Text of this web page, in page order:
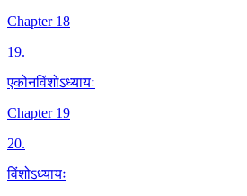
Chapter 18
19.
एकोनविंशोऽध्यायः
Chapter 19
20.
विंशोऽध्यायः